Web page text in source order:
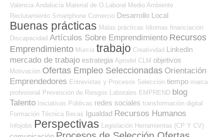
Valencia Andalucía Material de O.Laboral Medio Ambiente
Reclutamiento Smartphone Comercio Desarrollo Local
Buenas prácticas Malas prácticas Idiomas financiación
Discapacidad Artículos Sobre Emprendimiento Recursos
Emprendimiento Murcia trabajo Creatividad Linkedin
mercado de trabajo estrategia Aprodel CLM objetivos
Motivación Ofertas Empleo Seleccionadas Orientación
Emprendedores Entrevistas y Procesos Selección tiempo marca
profesional Prevención de Riesgos Laborales EMPREND blog
Talento Iniciativas Públicas redes sociales transformación digital
Formación Técnica Becas Igualdad Recursos Humanos
Infojobs Perspectivas Legislación Herramientas (CP Y CV)